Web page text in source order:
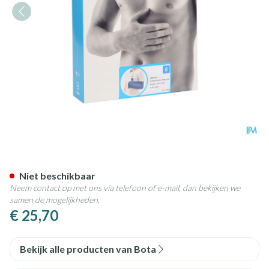
€ 25,70
Niet beschikbaar
Neem contact op met ons via telefoon of e-mail, dan bekijken we
samen de mogelijkheden.
Bekijk alle producten van Bota